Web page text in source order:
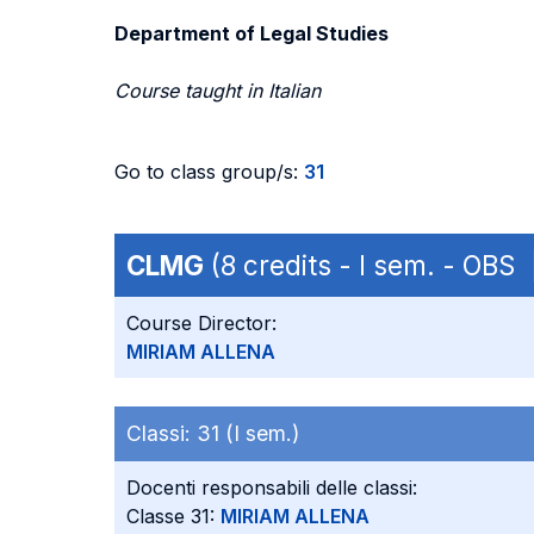
Department of Legal Studies
Course taught in Italian
Go to class group/s: 31
CLMG (8 credits - I sem. - OBS
Course Director:
MIRIAM ALLENA
Classi: 31 (I sem.)
Docenti responsabili delle classi:
Classe 31: MIRIAM ALLENA